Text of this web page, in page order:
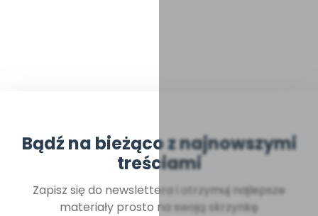
Bądź na bieżąco z najnowszymi
treściami
Zapisz się do newslettera i otrzymuj najlepsze
materiały prosto na swoją skrzynkę